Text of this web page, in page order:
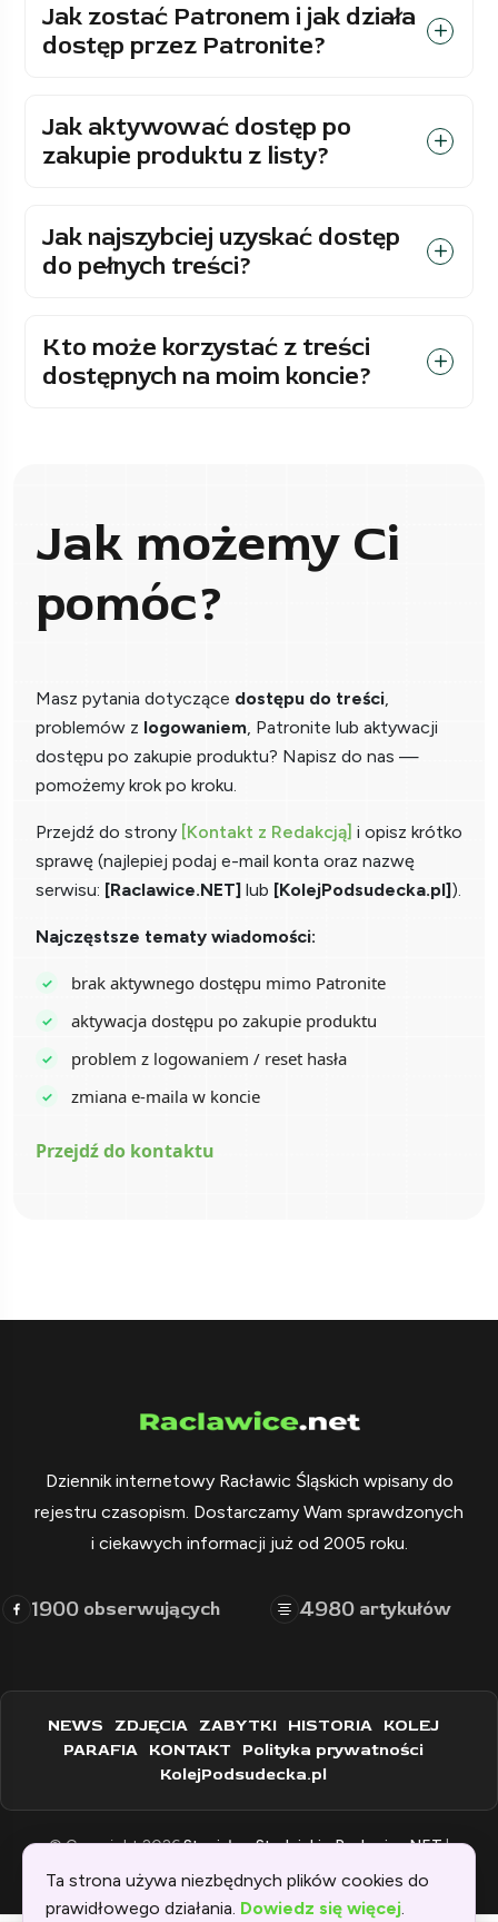
Jak zostać Patronem i jak działa
dostęp przez Patronite?
Jak aktywować dostęp po
zakupie produktu z listy?
Jak najszybciej uzyskać dostęp
do pełnych treści?
Kto może korzystać z treści
dostępnych na moim koncie?
Jak możemy Ci
pomóc?
Masz pytania dotyczące dostępu do treści,
problemów z logowaniem, Patronite lub aktywacji
dostępu po zakupie produktu? Napisz do nas —
pomożemy krok po kroku.
Przejdź do strony [Kontakt z Redakcją] i opisz krótko
sprawę (najlepiej podaj e-mail konta oraz nazwę
serwisu: [Raclawice.NET] lub [KolejPodsudecka.pl]).
Najczęstsze tematy wiadomości:
brak aktywnego dostępu mimo Patronite
aktywacja dostępu po zakupie produktu
problem z logowaniem / reset hasła
zmiana e-maila w koncie
Przejdź do kontaktu
Dziennik internetowy Racławic Śląskich wpisany do
rejestru czasopism. Dostarczamy Wam sprawdzonych
i ciekawych informacji już od 2005 roku.
1900 obserwujących 4980 artykułów
NEWS ZDJĘCIA ZABYTKI HISTORIA KOLEJ
PARAFIA KONTAKT Polityka prywatności
KolejPodsudecka.pl
© Copyright 2026Stanisław Stadnicki - Raclawice.NET|
Ta strona używa niezbędnych plików cookies do
prawidłowego działania. Dowiedz się więcej.